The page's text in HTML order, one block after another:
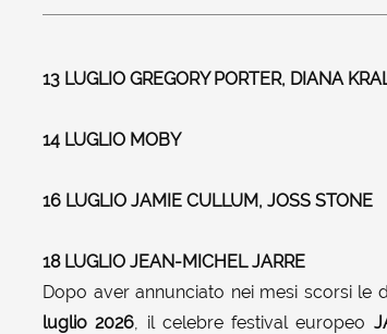
13 LUGLIO GREGORY PORTER, DIANA
14 LUGLIO MOBY
16 LUGLIO JAMIE CULLUM, JOSS STONE
18 LUGLIO JEAN-MICHEL JARRE
Dopo aver annunciato nei mesi scorsi le
luglio 2026, il celebre festival europeo